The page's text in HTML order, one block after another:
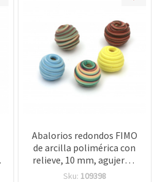
Abalorios redondos FIMO
de arcilla polimérica con
relieve, 10 mm, agujero 3
mm, colores surtidos - 5
Sku: 109398